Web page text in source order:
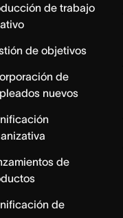
de trabajo
de objetivos
de
nuevos
de
de